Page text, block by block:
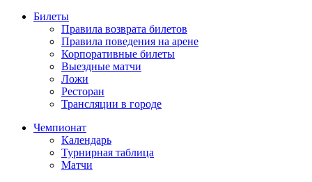
Билеты
Правила возврата билетов
Правила поведения на арене
Корпоративные билеты
Выездные матчи
Ложи
Ресторан
Трансляции в городе
Чемпионат
Календарь
Турнирная таблица
Матчи